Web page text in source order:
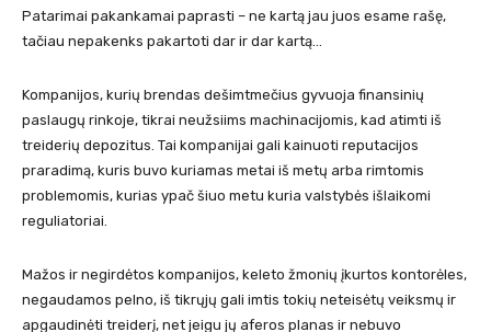
Patarimai pakankamai paprasti – ne kartą jau juos esame rašę,
tačiau nepakenks pakartoti dar ir dar kartą…
Kompanijos, kurių brendas dešimtmečius gyvuoja finansinių
paslaugų rinkoje, tikrai neužsiims machinacijomis, kad atimti iš
treiderių depozitus. Tai kompanijai gali kainuoti reputacijos
praradimą, kuris buvo kuriamas metai iš metų arba rimtomis
problemomis, kurias ypač šiuo metu kuria valstybės išlaikomi
reguliatoriai.
Mažos ir negirdėtos kompanijos, keleto žmonių įkurtos kontorėles,
negaudamos pelno, iš tikrųjų gali imtis tokių neteisėtų veiksmų ir
apgaudinėti treiderį, net jeigu jų aferos planas ir nebuvo